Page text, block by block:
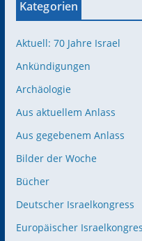
Kategorien
Aktuell: 70 Jahre Israel
Ankündigungen
Archäologie
Aus aktuellem Anlass
Aus gegebenem Anlass
Bilder der Woche
Bücher
Deutscher Israelkongress
Europäischer